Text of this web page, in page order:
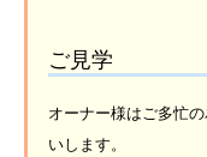
ご見学
オーナー様はご多忙
いします。